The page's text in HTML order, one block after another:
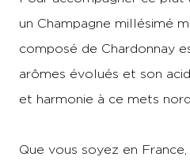
un Champagne millésimé
composé de Chardonnay
arômes évolués et son
et harmonie à ce mets
Que vous soyez en